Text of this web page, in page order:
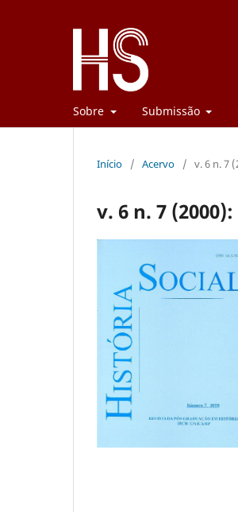
Sobre Submissão
Início / Acervo / v. 6 n. 7
v. 6 n. 7